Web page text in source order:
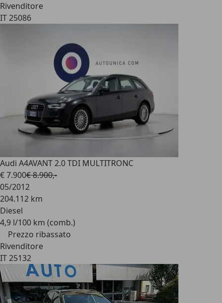
Rivenditore
IT 25086
Audi A4AVANT 2.0 TDI MULTITRONC
€ 7.900€ 8.900,-
05/2012
204.112 km
Diesel
4,9 l/100 km (comb.)
Prezzo ribassato
Rivenditore
IT 25132